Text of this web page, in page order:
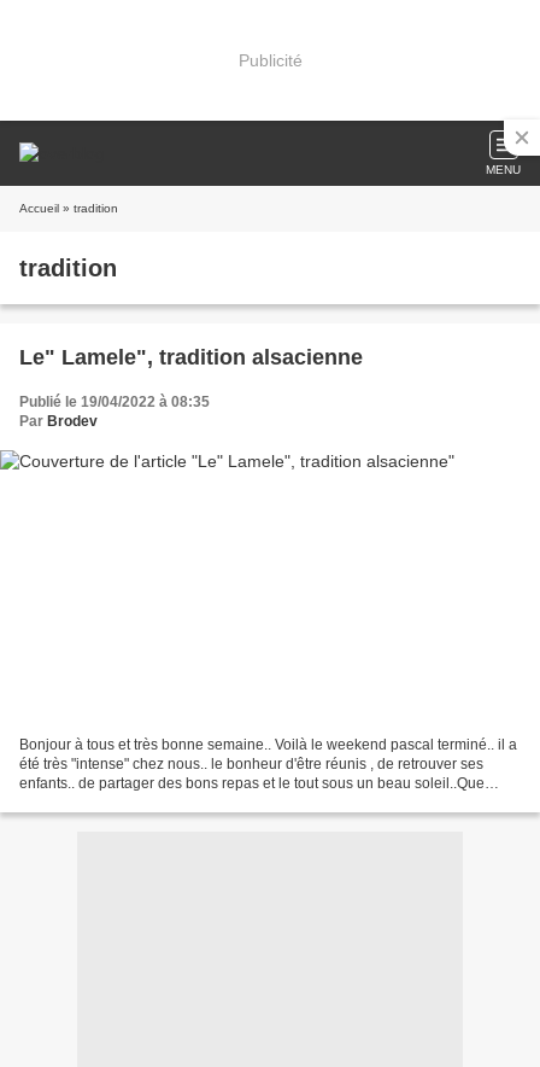
Publicité
MENU
Accueil » tradition
tradition
Le" Lamele", tradition alsacienne
Publié le 19/04/2022 à 08:35
Par Brodev
Bonjour à tous et très bonne semaine.. Voilà le weekend pascal terminé.. il a
été très "intense" chez nous.. le bonheur d'être réunis , de retrouver ses
enfants.. de partager des bons repas et le tout sous un beau soleil..Que